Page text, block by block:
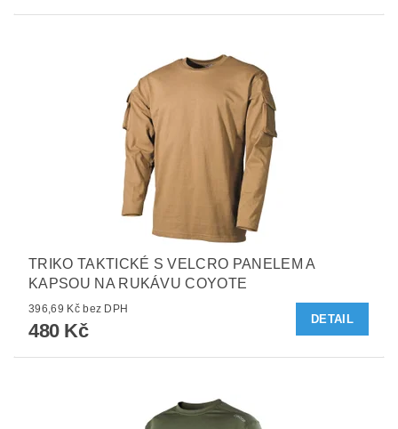
TRIKO TAKTICKÉ S VELCRO PANELEM A
KAPSOU NA RUKÁVU COYOTE
396,69 Kč bez DPH
480 Kč
DETAIL